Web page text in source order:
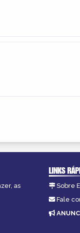
as
LINKS
Sobre
Fale